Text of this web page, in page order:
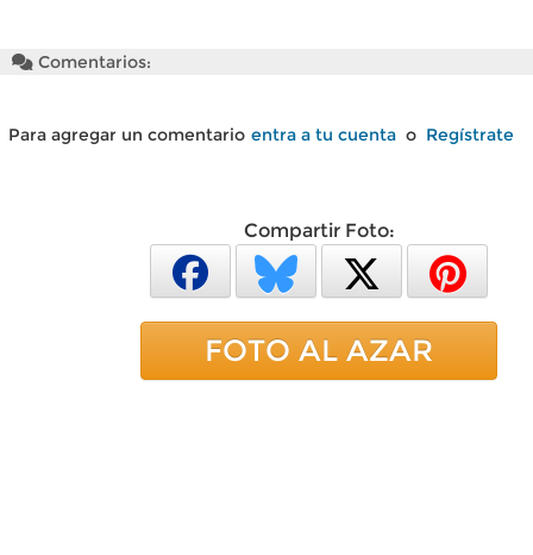
Comentarios:
Para agregar un comentario entra a tu cuenta o Regístrate
Compartir Foto:
FOTO AL AZAR